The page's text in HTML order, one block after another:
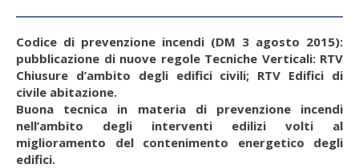
Codice di prevenzione incendi (DM 3 agosto 2015):
pubblicazione di nuove regole Tecniche Verticali: RTV
Chiusure d’ambito degli edifici civili; RTV Edifici di
civile abitazione.
Buona tecnica in materia di prevenzione incendi
nell’ambito degli interventi edilizi volti al
miglioramento del contenimento energetico degli
edifici.